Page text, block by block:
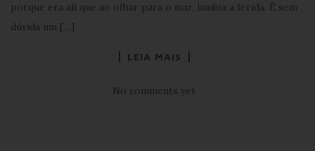
porque era ali que ao olhar para o mar, lambia a ferida. É sem
dúvida um […]
LEIA MAIS
No comments yet